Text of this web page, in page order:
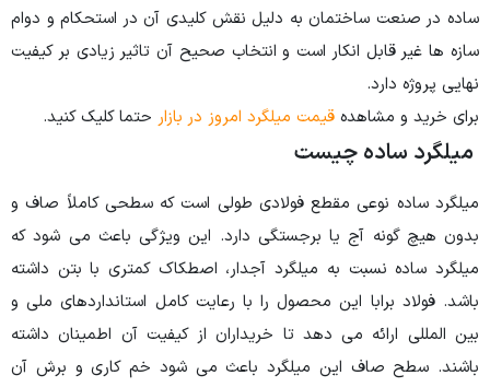
دلیل نقش کلیدی آن در استحکام و دوام
و انتخاب صحیح آن تاثیر زیادی بر کیفیت
میلگرد امروز در بازارحتما کلیک کنید.
فولادی طولی است که سطحی کاملاً صاف و
دارد. این ویژگی باعث می شود که
آجدار، اصطکاک کمتری با بتن داشته
را با رعایت کامل استانداردهای ملی و
تا خریداران از کیفیت آن اطمینان داشته
باعث می شود خم کاری و برش آن